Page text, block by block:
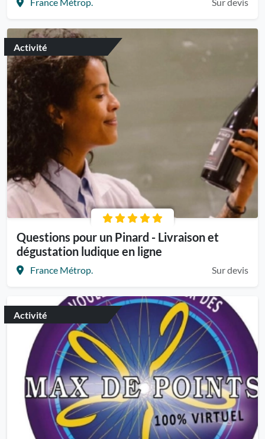
Activité
Questions pour un Pinard - Livraison et
dégustation ludique en ligne
France Métrop. Sur devis
Activité